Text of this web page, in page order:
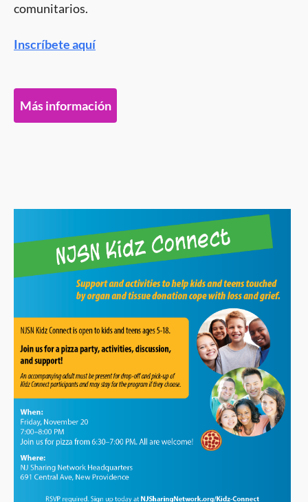
comunitarios.
Inscríbete aquí
Más información